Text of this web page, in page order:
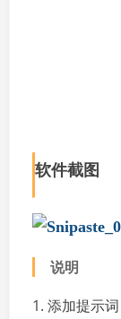
软件截图
说明
1. 添加提示